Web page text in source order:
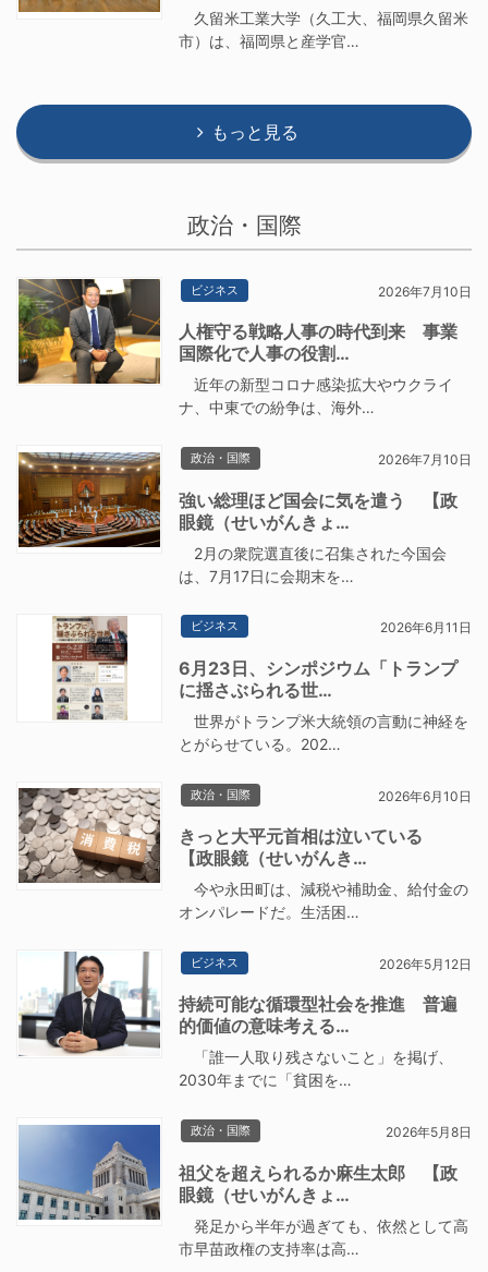
久留米工業大学（久工大、福岡県久留米
市）は、福岡県と産学官…
もっと見る
政治・国際
ビジネス 2026年7月10日
人権守る戦略人事の時代到来 事業
国際化で人事の役割…
近年の新型コロナ感染拡大やウクライ
ナ、中東での紛争は、海外…
政治・国際 2026年7月10日
強い総理ほど国会に気を遣う 【政
眼鏡（せいがんきょ…
2月の衆院選直後に召集された今国会
は、7月17日に会期末を…
ビジネス 2026年6月11日
6月23日、シンポジウム「トランプ
に揺さぶられる世…
世界がトランプ米大統領の言動に神経を
とがらせている。202…
政治・国際 2026年6月10日
きっと大平元首相は泣いている
【政眼鏡（せいがんき…
今や永田町は、減税や補助金、給付金の
オンパレードだ。生活困…
ビジネス 2026年5月12日
持続可能な循環型社会を推進 普遍
的価値の意味考える…
「誰一人取り残さないこと」を掲げ、
2030年までに「貧困を…
政治・国際 2026年5月8日
祖父を超えられるか麻生太郎 【政
眼鏡（せいがんきょ…
発足から半年が過ぎても、依然として高
市早苗政権の支持率は高…